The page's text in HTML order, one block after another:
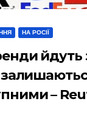
НА РОСІЇ
йдуть
–